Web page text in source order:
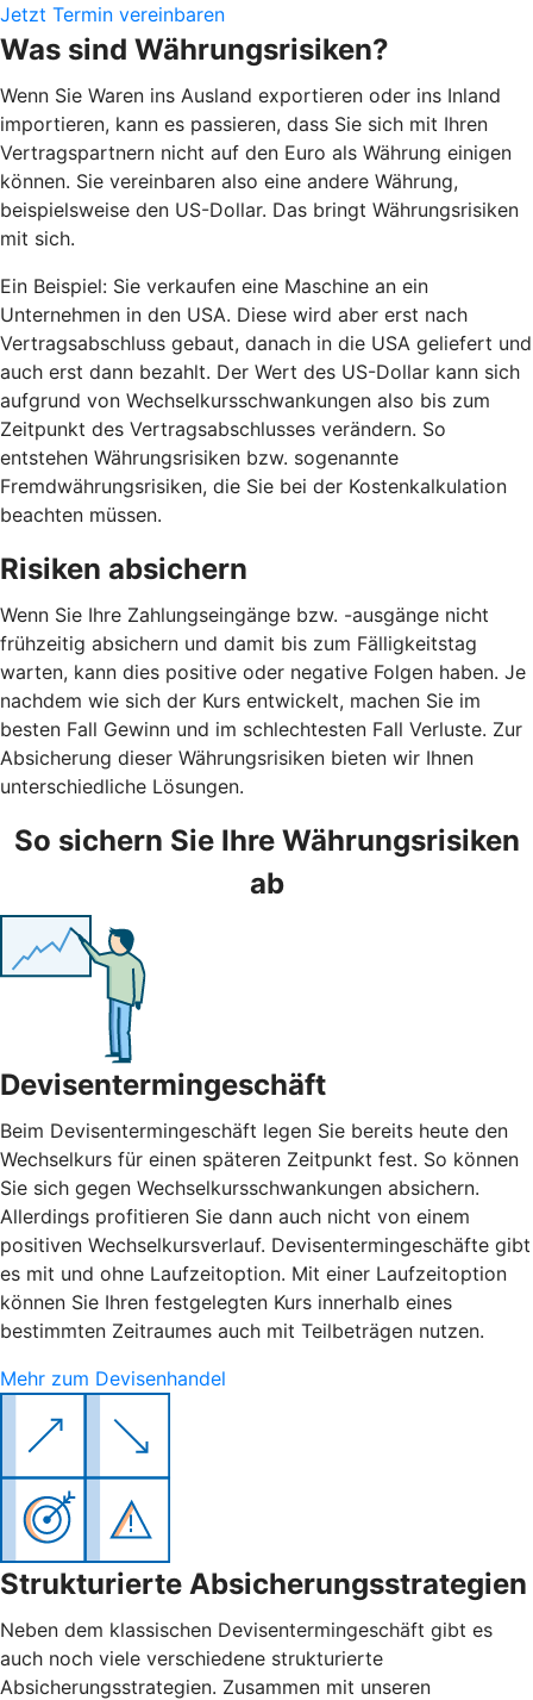
Jetzt Termin vereinbaren
Was sind Währungsrisiken?
Wenn Sie Waren ins Ausland exportieren oder ins Inland
importieren, kann es passieren, dass Sie sich mit Ihren
Vertragspartnern nicht auf den Euro als Währung einigen
können. Sie vereinbaren also eine andere Währung,
beispielsweise den US-Dollar. Das bringt Währungsrisiken
mit sich.
Ein Beispiel: Sie verkaufen eine Maschine an ein
Unternehmen in den USA. Diese wird aber erst nach
Vertragsabschluss gebaut, danach in die USA geliefert und
auch erst dann bezahlt. Der Wert des US-Dollar kann sich
aufgrund von Wechselkursschwankungen also bis zum
Zeitpunkt des Vertragsabschlusses verändern. So
entstehen Währungsrisiken bzw. sogenannte
Fremdwährungsrisiken, die Sie bei der Kostenkalkulation
beachten müssen.
Risiken absichern
Wenn Sie Ihre Zahlungseingänge bzw. -ausgänge nicht
frühzeitig absichern und damit bis zum Fälligkeitstag
warten, kann dies positive oder negative Folgen haben. Je
nachdem wie sich der Kurs entwickelt, machen Sie im
besten Fall Gewinn und im schlechtesten Fall Verluste. Zur
Absicherung dieser Währungsrisiken bieten wir Ihnen
unterschiedliche Lösungen.
So sichern Sie Ihre Währungsrisiken
ab
Devisentermingeschäft
Beim Devisentermingeschäft legen Sie bereits heute den
Wechselkurs für einen späteren Zeitpunkt fest. So können
Sie sich gegen Wechselkursschwankungen absichern.
Allerdings profitieren Sie dann auch nicht von einem
positiven Wechselkursverlauf. Devisentermingeschäfte gibt
es mit und ohne Laufzeitoption. Mit einer Laufzeitoption
können Sie Ihren festgelegten Kurs innerhalb eines
bestimmten Zeitraumes auch mit Teilbeträgen nutzen.
Mehr zum Devisenhandel
Strukturierte Absicherungsstrategien
Neben dem klassischen Devisentermingeschäft gibt es
auch noch viele verschiedene strukturierte
Absicherungsstrategien. Zusammen mit unseren